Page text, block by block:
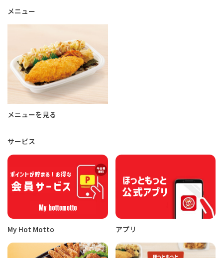
メニュー
メニューを見る
サービス
My Hot Motto アプリ